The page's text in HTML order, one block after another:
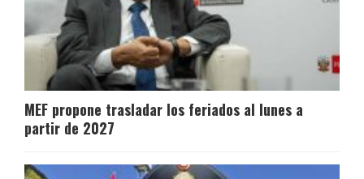
MEF propone trasladar los feriados al lunes a
partir de 2027